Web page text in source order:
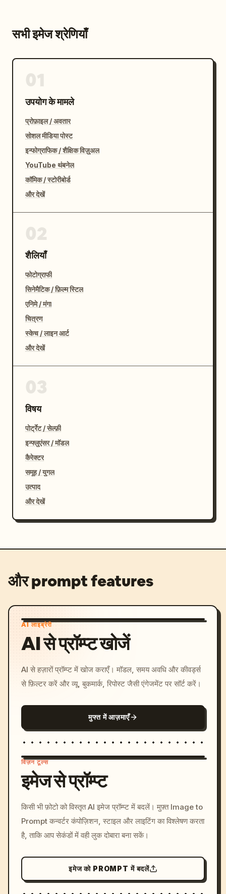
सभी इमेज श्रेणियाँ
उपयोग के मामले
प्रोफ़ाइल / अवतार
सोशल मीडिया पोस्ट
इन्फोग्राफिक / शैक्षिक विज़ुअल
YouTube थंबनेल
कॉमिक / स्टोरीबोर्ड
और देखें
शैलियाँ
फोटोग्राफी
सिनेमैटिक / फ़िल्म स्टिल
एनिमे / मंगा
चित्रण
स्केच / लाइन आर्ट
और देखें
विषय
पोर्ट्रेट / सेल्फ़ी
इन्फ्लुएंसर / मॉडल
कैरेक्टर
समूह / युगल
उत्पाद
और देखें
और prompt features
AI लाइब्रेरी
AI से प्रॉम्प्ट खोजें
AI से हज़ारों प्रॉम्प्ट में खोज कराएँ। मॉडल, समय अवधि और कीवर्ड्स
से फ़िल्टर करें और व्यू, बुकमार्क, रिपोस्ट जैसी एंगेजमेंट पर सॉर्ट करें।
मुफ्त में आज़माएँ
c, cyberpunk sunset, neon
colors, 8k --v 6.0
विज़न टूल्स
इमेज से प्रॉम्प्ट
किसी भी फ़ोटो को विस्तृत AI इमेज प्रॉम्प्ट में बदलें। मुफ़्त Image to
Prompt कन्वर्टर कंपोज़िशन, स्टाइल और लाइटिंग का विश्लेषण करता
है, ताकि आप सेकंडों में वही लुक दोबारा बना सकें।
इमेज को PROMPT में बदलें